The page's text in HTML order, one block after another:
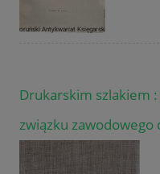
Drukarskim szlakiem
związku zawodowego